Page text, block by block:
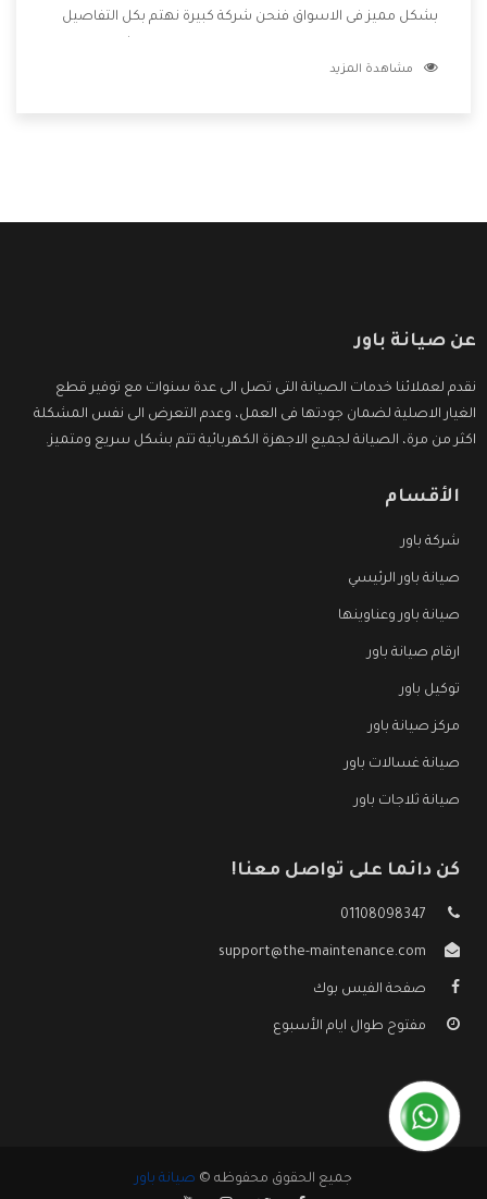
بشكل مميز فى الاسواق فنحن شركة كبيرة نهتم بكل التفاصيل
والتى تكون منها خدمة الصيانة التى تكون من أهم الخدمات التى
مشاهدة المزيد
عن صيانة باور
نقدم لعملائنا خدمات الصيانة التى تصل الى عدة سنوات مع توفير قطع
الغيار الاصلية لضمان جودتها فى العمل، وعدم التعرض الى نفس المشكلة
اكثر من مرة، الصيانة لجميع الاجهزة الكهربائية تتم بشكل سريع ومتميز.
الأقسام
شركة باور
صيانة باور الرئيسي
صيانة باور وعناوينها
ارقام صيانة باور
توكيل باور
مركز صيانة باور
صيانة غسالات باور
صيانة ثلاجات باور
كن دائما على تواصل معنا!
01108098347
support@the-maintenance.com
صفحة الفيس بوك
مفتوح طوال ايام الأسبوع
جميع الحقوق محفوظه © صيانة باور